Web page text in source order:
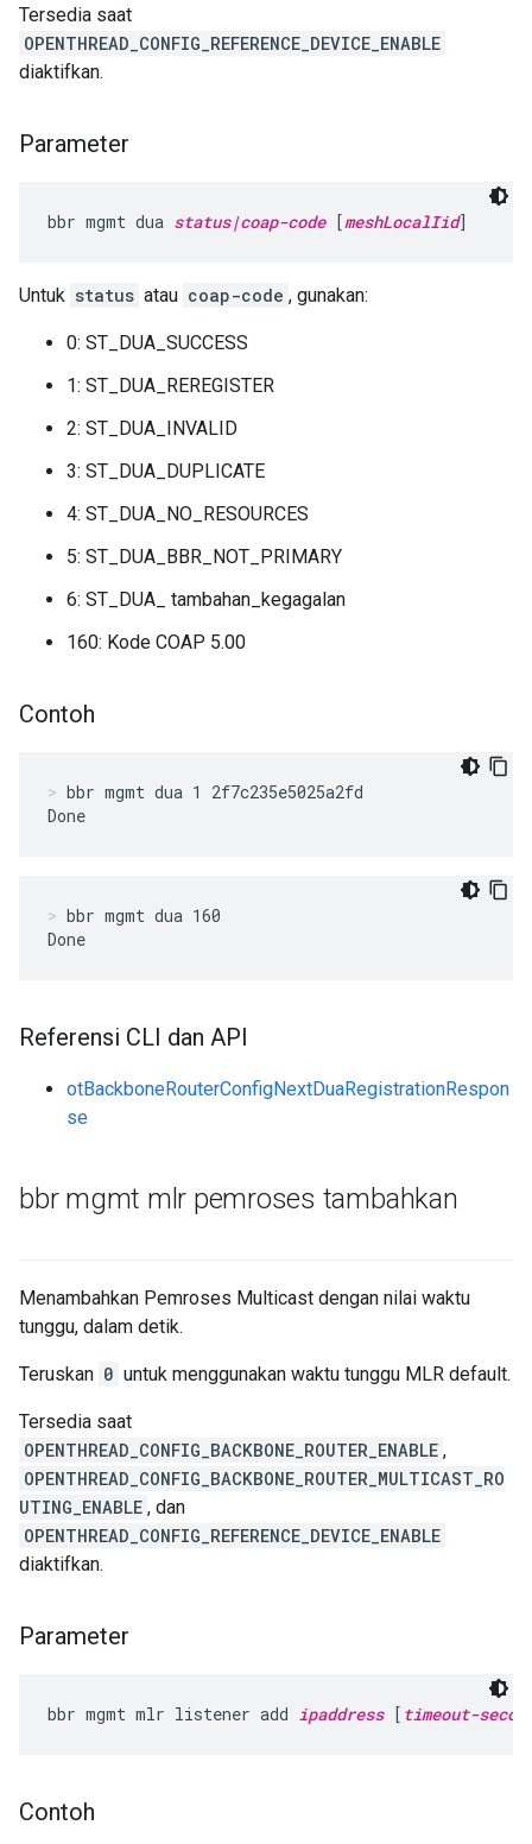
Tersedia saat
OPENTHREAD_CONFIG_REFERENCE_DEVICE_ENABLE
diaktifkan.
Parameter
bbr mgmt dua status|coap-code [meshLocalIid]
Untuk status atau coap-code , gunakan:
0: ST_DUA_SUCCESS
1: ST_DUA_REREGISTER
2: ST_DUA_INVALID
3: ST_DUA_DUPLICATE
4: ST_DUA_NO_RESOURCES
5: ST_DUA_BBR_NOT_PRIMARY
6: ST_DUA_ tambahan_kegagalan
160: Kode COAP 5.00
Contoh
bbr mgmt dua 1 2f7c235e5025a2fd
Done
bbr mgmt dua 160
Done
Referensi CLI dan API
otBackboneRouterConfigNextDuaRegistrationRespon
se
bbr mgmt mlr pemroses tambahkan
Menambahkan Pemroses Multicast dengan nilai waktu
tunggu, dalam detik.
Teruskan 0 untuk menggunakan waktu tunggu MLR default.
Tersedia saat
OPENTHREAD_CONFIG_BACKBONE_ROUTER_ENABLE ,
OPENTHREAD_CONFIG_BACKBONE_ROUTER_MULTICAST_RO
UTING_ENABLE , dan
OPENTHREAD_CONFIG_REFERENCE_DEVICE_ENABLE
diaktifkan.
Parameter
bbr mgmt mlr listener add ipaddress [ timeout-
Contoh